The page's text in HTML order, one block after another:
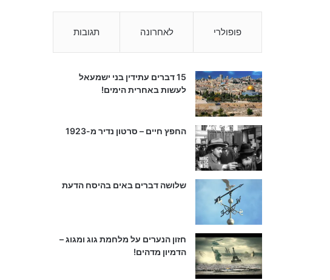
פופולרי לאחרונה תגובות
15 דברים עתידין בני ישמעאל
לעשות באחרית הימים!
החפץ חיים – סרטון נדיר מ-1923
שלושה דברים באים בהיסח הדעת
חזון הנערים על מלחמת גוג ומגוג –
הדמיון מדהים!